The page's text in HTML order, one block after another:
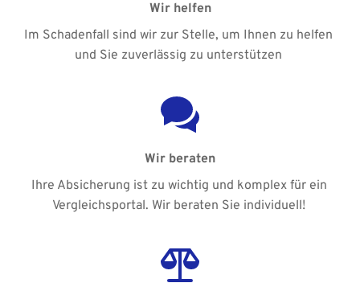
Wir helfen
Im Schadenfall sind wir zur Stelle, um Ihnen zu helfen
und Sie zuverlässig zu unterstützen
Wir beraten
Ihre Absicherung ist zu wichtig und komplex für ein
Vergleichsportal. Wir beraten Sie individuell!